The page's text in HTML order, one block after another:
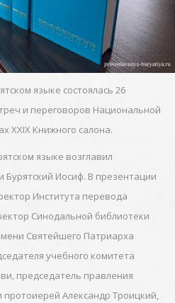
языке состоялась 26
и переговоров Национальной
XXIX Книжного салона.
языке возглавил
Бурятский Иосиф. В презентации
Института перевода
Синодальной библиотеки
Святейшего Патриарха
учебного комитета
председатель правления
Александр Троицкий,